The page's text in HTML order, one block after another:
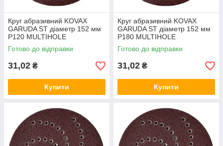
Круг абразивний KOVAX
GARUDA ST діаметр 152 мм
Р120 MULTIHOLE
Готово до відправки
31,02 ₴
Купити
Круг абразивний KOVAX
GARUDA ST діаметр 152 мм
Р180 MULTIHOLE
Готово до відправки
31,02 ₴
Купити